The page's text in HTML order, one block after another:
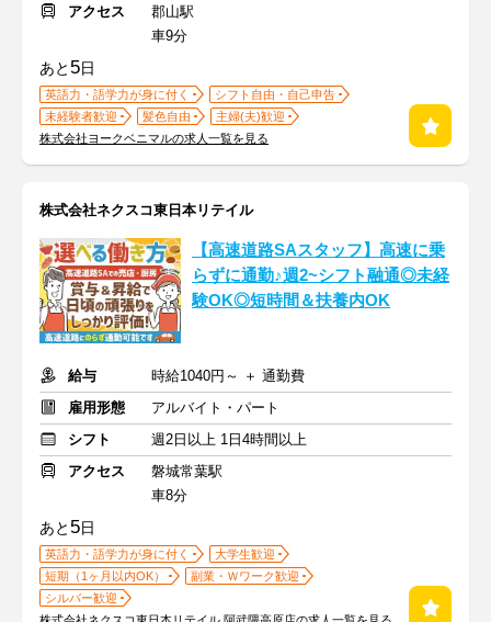
アクセス
郡山駅
車9分
あと 5日
英語力・語学力が身に付く
シフト自由・自己申告
未経験者歓迎
髪色自由
主婦(夫)歓迎
株式会社ヨークベニマルの求人一覧を見る
株式会社ネクスコ東日本リテイル
【高速道路SAスタッフ】高速に乗
らずに通勤♪週2~シフト融通◎未経
験OK◎短時間＆扶養内OK
給与
時給1040円～ ＋ 通勤費
雇用形態
アルバイト・パート
シフト
週2日以上 1日4時間以上
アクセス
磐城常葉駅
車8分
あと 5日
英語力・語学力が身に付く
大学生歓迎
短期（1ヶ月以内OK）
副業・Ｗワーク歓迎
シルバー歓迎